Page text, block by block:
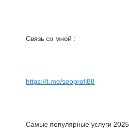
Связь со мной :
https://t.me/seoprofi88
Самые популярные услуги